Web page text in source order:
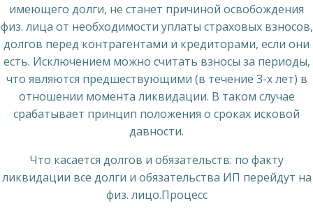
имеющего долги, не станет причиной освобождения
физ. лица от необходимости уплаты страховых взносов,
долгов перед контрагентами и кредиторами, если они
есть. Исключением можно считать взносы за периоды,
что являются предшествующими (в течение 3-х лет) в
отношении момента ликвидации. В таком случае
срабатывает принцип положения о сроках исковой
давности.
Что касается долгов и обязательств: по факту
ликвидации все долги и обязательства ИП перейдут на
физ. лицо.Процесс